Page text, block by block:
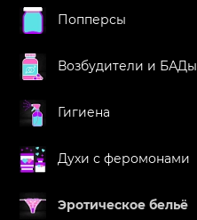
Попперсы
Возбудители и БАДы
Гигиена
Духи с феромонами
Эротическое бельё